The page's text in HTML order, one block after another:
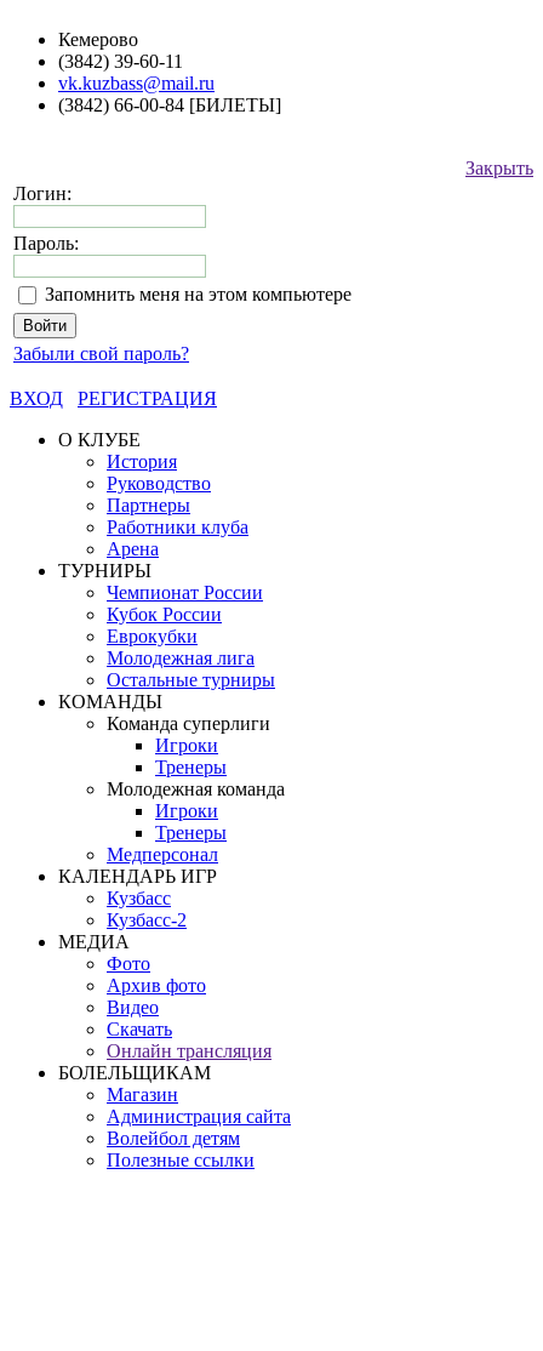
Кемерово
(3842) 39-60-11
vk.kuzbass@mail.ru
(3842) 66-00-84 [БИЛЕТЫ]
Закрыть
Логин:
Пароль:
Запомнить меня на этом компьютере
Забыли свой пароль?
ВХОД
РЕГИСТРАЦИЯ
О КЛУБЕ
История
Руководство
Партнеры
Работники клуба
Арена
ТУРНИРЫ
Чемпионат России
Кубок России
Еврокубки
Молодежная лига
Остальные турниры
КОМАНДЫ
Команда суперлиги
Игроки
Тренеры
Молодежная команда
Игроки
Тренеры
Медперсонал
КАЛЕНДАРЬ ИГР
Кузбасс
Кузбасс-2
МЕДИА
Фото
Архив фото
Видео
Скачать
Онлайн трансляция
БОЛЕЛЬЩИКАМ
Магазин
Администрация сайта
Волейбол детям
Полезные ссылки